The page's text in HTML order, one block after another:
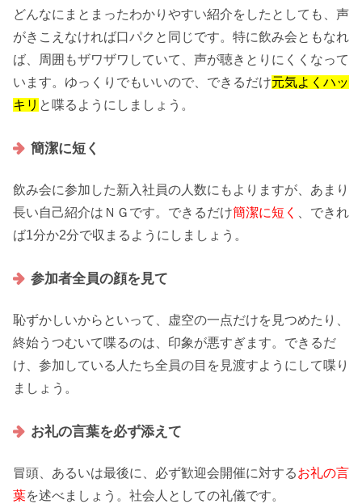
どんなにまとまったわかりやすい紹介をしたとしても、 声
がきこえなければ口パク と同じです。特に飲み会ともなれ
ば、周囲もザワザワしていて、 声が聴きとりにくく なって
います。 ゆっくり でもいいので、できるだけ元気よくハッ
キリ と喋るようにしましょう。
簡潔に短く
飲み会に参加した新入社員の人数にもよりますが、あまり
長い自己紹介は ＮＧ です。できるだけ簡潔に短く
、できれ
ば1分か2分で収まるようにしましょう。
参加者全員の顔を見て
恥ずかしいからといって、 虚空の一点だけを見つめたり、
終始うつむいて喋るのは、 印象が悪すぎます。できるだ
け、参加している人たち全員の目 を見渡すようにして喋り
ましょう。
お礼の言葉を必ず添えて
冒頭、あるいは最後に、必ず歓迎会開催に対するお礼の言
葉を述べましょう。 社会人としての礼儀です。